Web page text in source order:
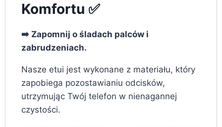
Komfortu ✅
➡️ Zapomnij o śladach palców i
zabrudzeniach.
Nasze etui jest wykonane z materiału, który
zapobiega pozostawianiu odcisków,
utrzymując Twój telefon w nienagannej
czystości.